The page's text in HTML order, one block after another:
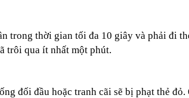
trong thời gian tối đa 10 giây và phải đi
trôi qua ít nhất một phút.
đối đầu hoặc tranh cãi sẽ bị phạt thẻ